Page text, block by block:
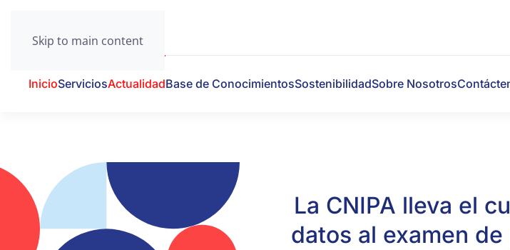
Skip to main content
InicioServiciosActualidadBase de ConocimientosSostenibilidadSobre Nosotros
La CNIPA lleva el
datos al examen